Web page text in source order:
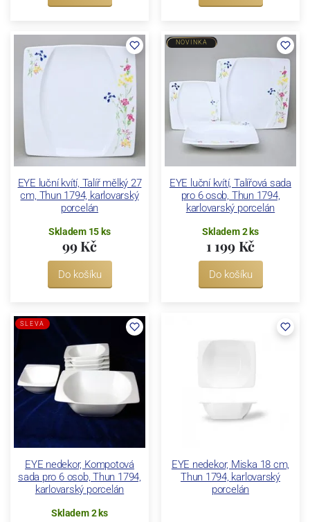
EYE luční kvítí, Talíř mělký 27
cm, Thun 1794, karlovarský
porcelán
Skladem 15 ks
99 Kč
Do košíku
EYE luční kvítí, Talířová sada
pro 6 osob, Thun 1794,
karlovarský porcelán
NOVINKA
Skladem 2 ks
1 199 Kč
Do košíku
EYE nedekor, Kompotová
sada pro 6 osob, Thun 1794,
karlovarský porcelán
SLEVA
Skladem 2 ks
EYE nedekor, Miska 18 cm,
Thun 1794, karlovarský
porcelán